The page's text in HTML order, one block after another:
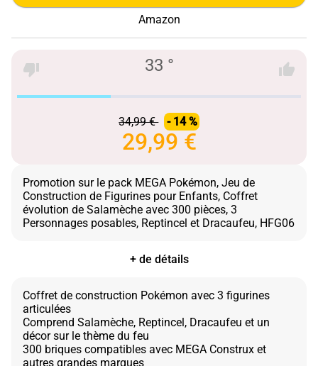
Amazon
33 °
34,99 € - 14 %
29,99 €
Promotion sur le pack MEGA Pokémon, Jeu de
Construction de Figurines pour Enfants, Coffret
évolution de Salamèche avec 300 pièces, 3
+ de détails
Coffret de construction Pokémon avec 3 figurines
articulées
Comprend Salamèche, Reptincel, Dracaufeu et un
décor sur le thème du feu
300 briques compatibles avec MEGA Construx et
autres grandes marques